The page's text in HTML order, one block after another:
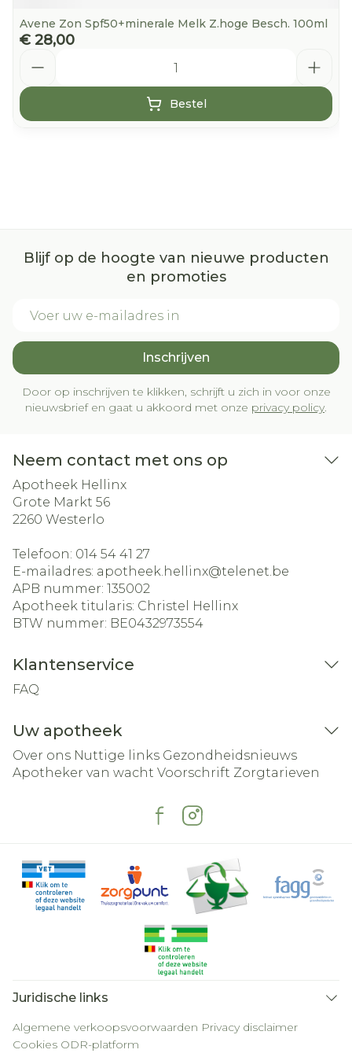
Avene Zon Spf50+minerale Melk Z.hoge Besch. 100ml
€ 28,00
Bestel
Blijf op de hoogte van nieuwe producten
en promoties
Inschrijven
Door op inschrijven te klikken, schrijft u zich in voor onze
nieuwsbrief en gaat u akkoord met onze privacy policy.
Neem contact met ons op
Apotheek Hellinx
Grote Markt 56
2260 Westerlo
Telefoon: 014 54 41 27
E-mailadres: apotheek.hellinx@telenet.be
APB nummer: 135002
Apotheek titularis: Christel Hellinx
BTW nummer: BE0432973554
Klantenservice
FAQ
Uw apotheek
Over ons Nuttige links Gezondheidsnieuws
Apotheker van wacht Voorschrift Zorgtarieven
Juridische links
Algemene verkoopsvoorwaarden Privacy disclaimer
Cookies ODR-platform